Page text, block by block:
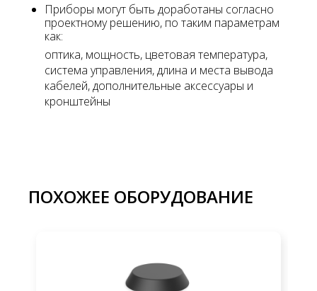
Приборы могут быть доработаны согласно
проектному решению, по таким параметрам
как:
оптика, мощность, цветовая температура,
система управления, длина и места вывода
кабелей, дополнительные аксессуары и
кронштейны
ПОХОЖЕЕ ОБОРУДОВАНИЕ